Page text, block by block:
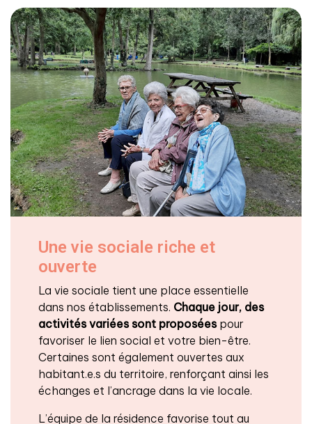
Une vie sociale riche et
ouverte
La vie sociale tient une place essentielle
dans nos établissements. Chaque jour, des
activités variées sont proposéespour
favoriser le lien social et votre bien-être.
Certaines sont également ouvertes aux
habitant.e.s du territoire, renforçant ainsi les
échanges et l’ancrage dans la vie locale.
L’équipe de la résidence favorise tout au